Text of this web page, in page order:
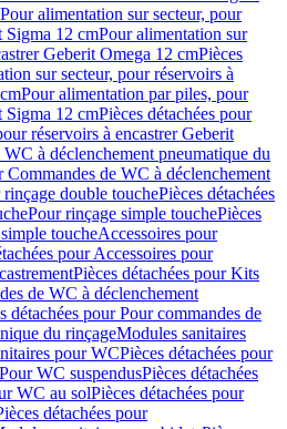
alimentation sur secteur, pour
Sigma 12 cmPour alimentation sur
Geberit Omega 12 cmPièces
sur secteur, pour réservoirs à
Pour alimentation par piles, pour
Sigma 12 cmPièces détachées pour
réservoirs à encastrer Geberit
à déclenchement pneumatique du
Commandes de WC à déclenchement
rinçage double touchePièces détachées
Pour rinçage simple touchePièces
toucheAccessoires pour
pour Accessoires pour
Pièces détachées pour Kits
de WC à déclenchement
détachées pour Pour commandes de
du rinçageModules sanitaires
pour WCPièces détachées pour
Pour WC suspendusPièces détachées
WC au solPièces détachées pour
détachées pour